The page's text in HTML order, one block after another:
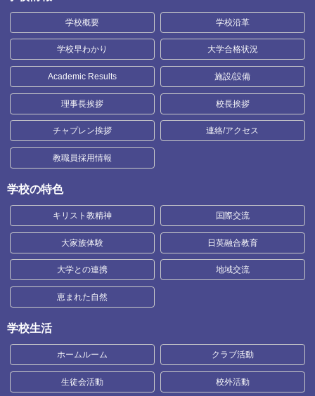
学校概要 学校沿革
学校早わかり 大学合格状況
Academic Results 施設/設備
理事長挨拶 校長挨拶
チャプレン挨拶 連絡/アクセス
教職員採用情報
学校の特色
キリスト教精神 国際交流
大家族体験 日英融合教育
大学との連携 地域交流
恵まれた自然
学校生活
ホームルーム クラブ活動
生徒会活動 校外活動